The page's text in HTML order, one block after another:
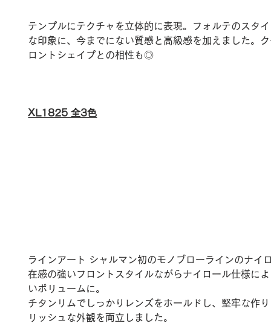
テンプルにテクチャを立体的に表現。フォルテのスタ
な印象に、今までにない質感と高級感を加えました。
ロントシェイプとの相性も◎
XL1825 全3色
ラインアート シャルマン初のモノブローラインのナイ
在感の強いフロントスタイルながらナイロール仕様に
いボリュームに。
チタンリムでしっかりレンズをホールドし、堅牢な作
リッシュな外観を両立しました。